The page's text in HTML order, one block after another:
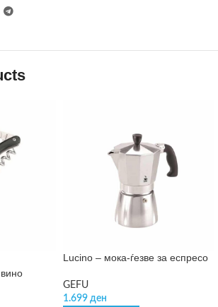
Lucino – мока-ѓезве за еспресо
GEFU
1.699 ден